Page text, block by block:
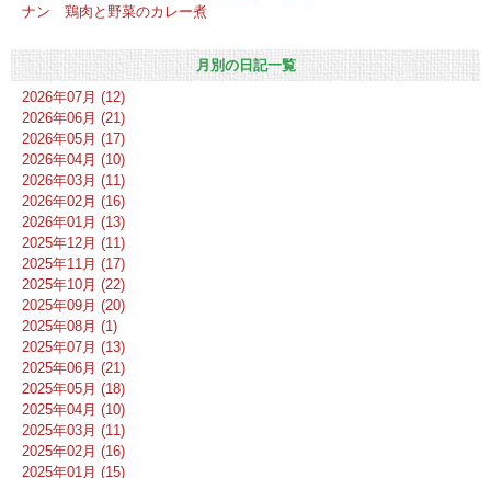
ナン 鶏肉と野菜のカレー煮
月別の日記一覧
2026年07月 (12)
2026年06月 (21)
2026年05月 (17)
2026年04月 (10)
2026年03月 (11)
2026年02月 (16)
2026年01月 (13)
2025年12月 (11)
2025年11月 (17)
2025年10月 (22)
2025年09月 (20)
2025年08月 (1)
2025年07月 (13)
2025年06月 (21)
2025年05月 (18)
2025年04月 (10)
2025年03月 (11)
2025年02月 (16)
2025年01月 (15)